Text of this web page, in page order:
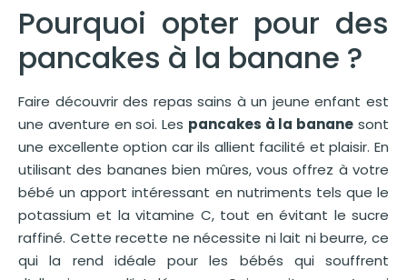
Pourquoi opter pour des
pancakes à la banane ?
Faire découvrir des repas sains à un jeune enfant est
une aventure en soi. Les pancakes à la banane sont
une excellente option car ils allient facilité et plaisir. En
utilisant des bananes bien mûres, vous offrez à votre
bébé un apport intéressant en nutriments tels que le
potassium et la vitamine C, tout en évitant le sucre
raffiné. Cette recette ne nécessite ni lait ni beurre, ce
qui la rend idéale pour les bébés qui souffrent